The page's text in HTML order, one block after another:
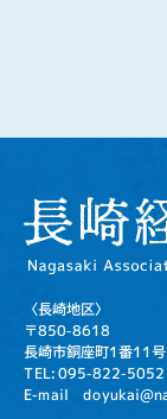
〈長崎地区〉
〒850-8618
長崎市銅座町1番11号
TEL: 095-822-5052
E-mail